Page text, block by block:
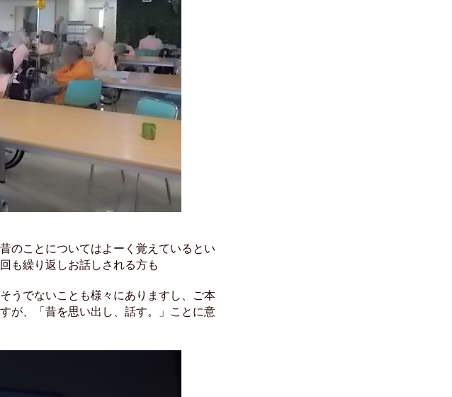
のことについてはよーく覚えているとい
も繰り返しお話しされる方も
うでないことも様々にありますし、ご本
が、「昔を思い出し、話す。」ことに意